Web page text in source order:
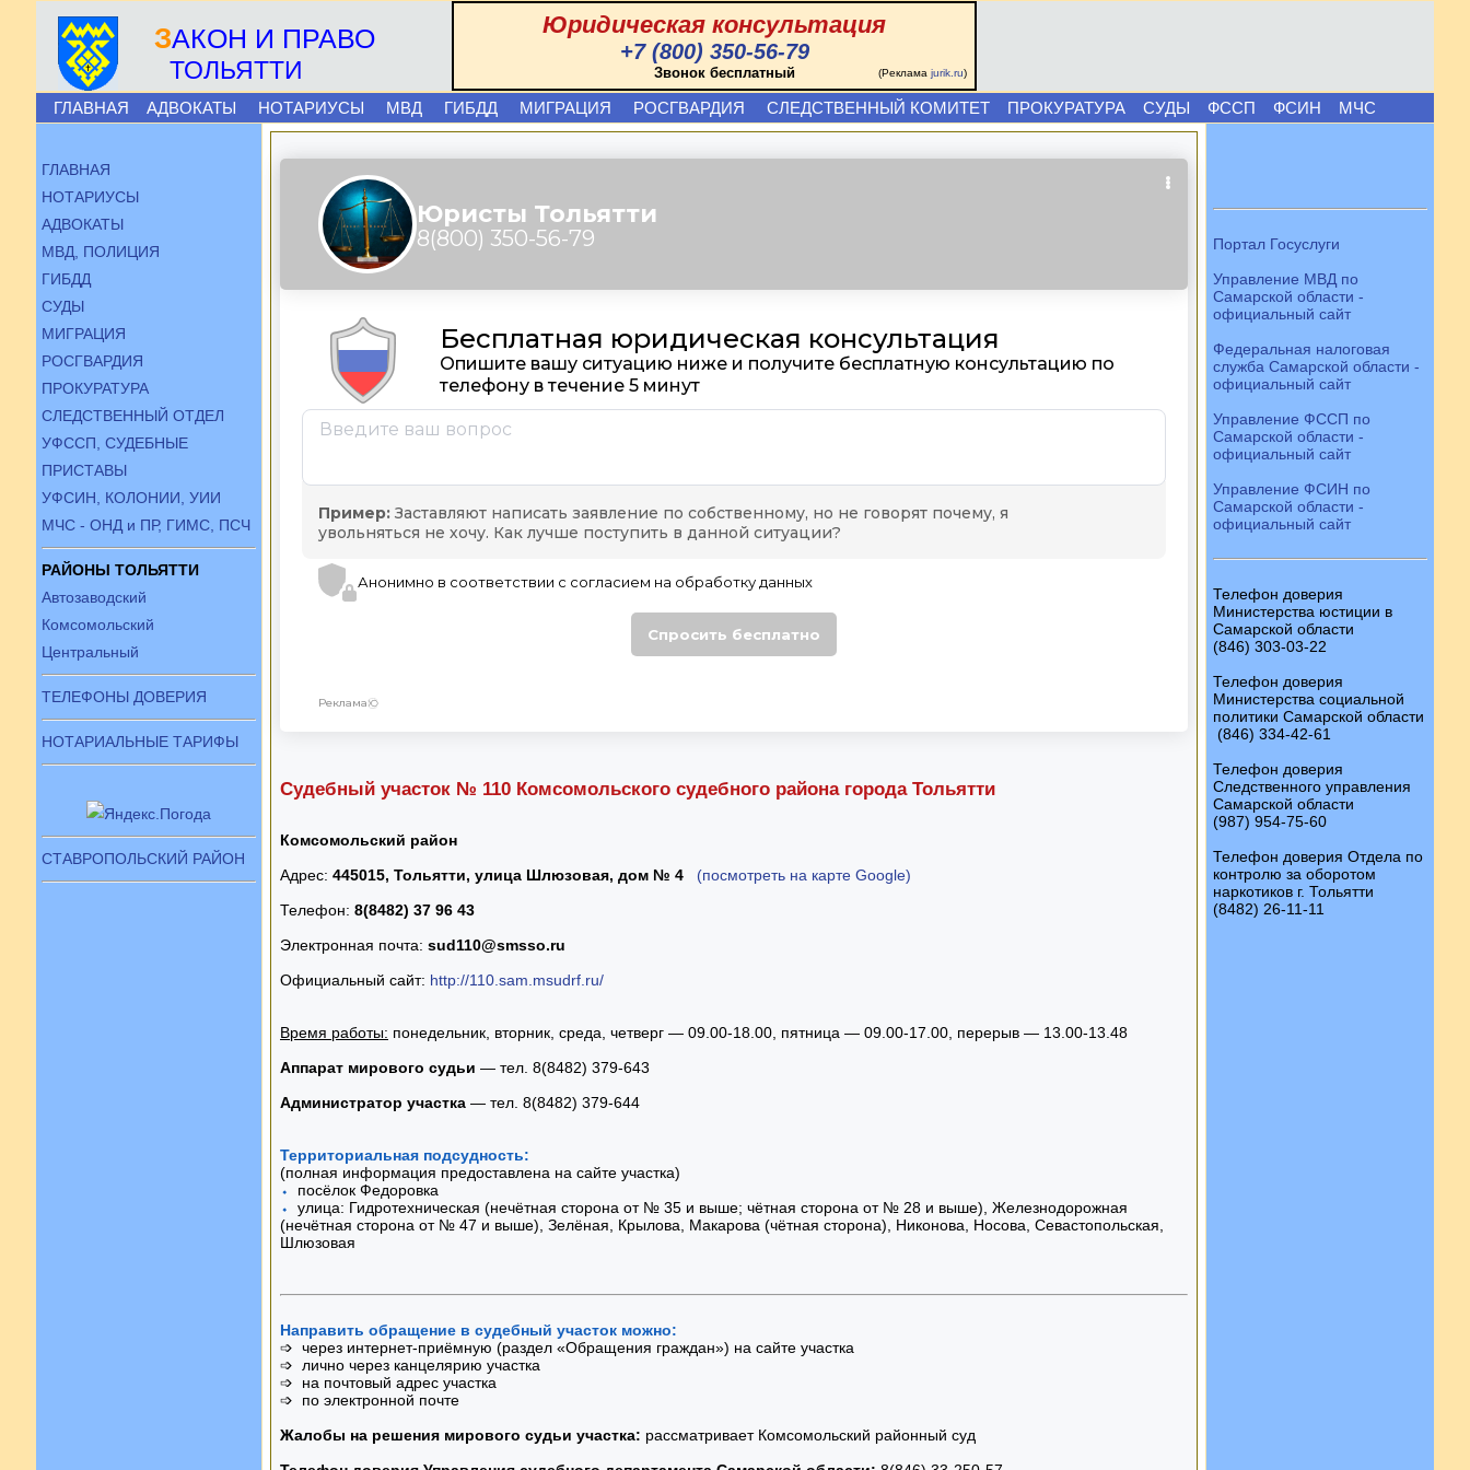
ЗАКОН И ПРАВО
ТОЛЬЯТТИ
Юридическая консультация
+7 (800) 350-56-79
Звонок бесплатный (Реклама jurik.ru)
ГЛАВНАЯ АДВОКАТЫ НОТАРИУСЫ МВД ГИБДД МИГРАЦИЯ РОСГВАРДИЯ СЛЕДСТВЕННЫЙ КОМИТЕТ ПРОКУРАТУРА СУДЫ ФССП ФСИН МЧС
ГЛАВНАЯ
НОТАРИУСЫ
АДВОКАТЫ
МВД, ПОЛИЦИЯ
ГИБДД
СУДЫ
МИГРАЦИЯ
РОСГВАРДИЯ
ПРОКУРАТУРА
СЛЕДСТВЕННЫЙ ОТДЕЛ
УФССП, СУДЕБНЫЕ
ПРИСТАВЫ
УФСИН, КОЛОНИИ, УИИ
МЧС - ОНД и ПР, ГИМС, ПСЧ
РАЙОНЫ ТОЛЬЯТТИ
Автозаводский
Комсомольский
Центральный
ТЕЛЕФОНЫ ДОВЕРИЯ
НОТАРИАЛЬНЫЕ ТАРИФЫ
СТАВРОПОЛЬСКИЙ РАЙОН
Судебный участок № 110 Комсомольского судебного района города Тольятти
Комсомольский район
Адрес: 445015, Тольятти, улица Шлюзовая, дом № 4
(посмотреть на карте Google)
Телефон: 8(8482) 37 96 43
Электронная почта: sud110@smsso.ru
Официальный сайт: http://110.sam.msudrf.ru/
Время работы: понедельник, вторник, среда, четверг — 09.00-18.00, пятница — 09.00-17.00, перерыв — 13.00-13.48
Аппарат мирового судьи — тел. 8(8482) 379-643
Администратор участка — тел. 8(8482) 379-644
Территориальная подсудность:
(полная информация предоставлена на сайте участка)
⬩
посёлок Федоровка
⬩
улица: Гидротехническая (нечётная сторона от № 35 и выше; чётная сторона от № 28 и выше), Железнодорожная
(нечётная сторона от № 47 и выше), Зелёная, Крылова, Макарова (чётная сторона), Никонова, Носова, Севастопольская,
Шлюзовая
Направить обращение в судебный участок можно:
➩ через интернет-приёмную (раздел «Обращения граждан») на сайте участка
➩ лично через канцелярию участка
➩ на почтовый адрес участка
➩ по электронной почте
Жалобы на решения мирового судьи участка: рассматривает Комсомольский районный суд
Портал Госуслуги
Управление МВД по
Самарской области -
официальный сайт
Федеральная налоговая
служба Самарской области -
официальный сайт
Управление ФССП по
Самарской области -
официальный сайт
Управление ФСИН по
Самарской области -
официальный сайт
Телефон доверия
Министерства юстиции в
Самарской области
(846) 303-03-22
Телефон доверия
Министерства социальной
политики Самарской области
(846) 334-42-61
Телефон доверия
Следственного управления
Самарской области
(987) 954-75-60
Телефон доверия Отдела по
контролю за оборотом
наркотиков г. Тольятти
(8482) 26-11-11